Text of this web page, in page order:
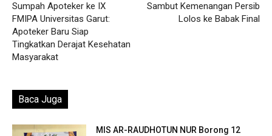
Sumpah Apoteker ke IX
FMIPA Universitas Garut:
Apoteker Baru Siap
Tingkatkan Derajat Kesehatan
Masyarakat
Sambut Kemenangan Persib
Lolos ke Babak Final
Baca Juga
MIS AR-RAUDHOTUN NUR Borong 12